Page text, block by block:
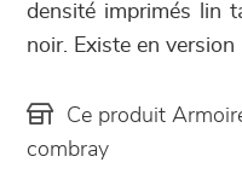
densité imprimés lin
noir. Existe en
Ce produit
combray